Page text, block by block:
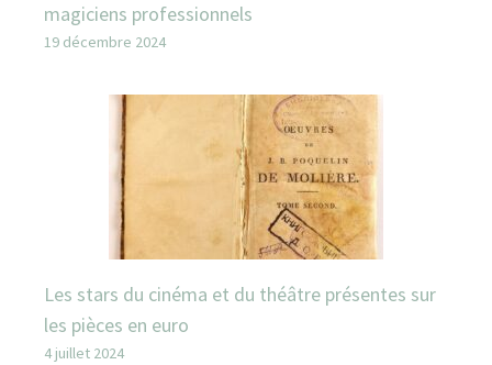
magiciens professionnels
19 décembre 2024
Les stars du cinéma et du théâtre présentes sur
les pièces en euro
4 juillet 2024